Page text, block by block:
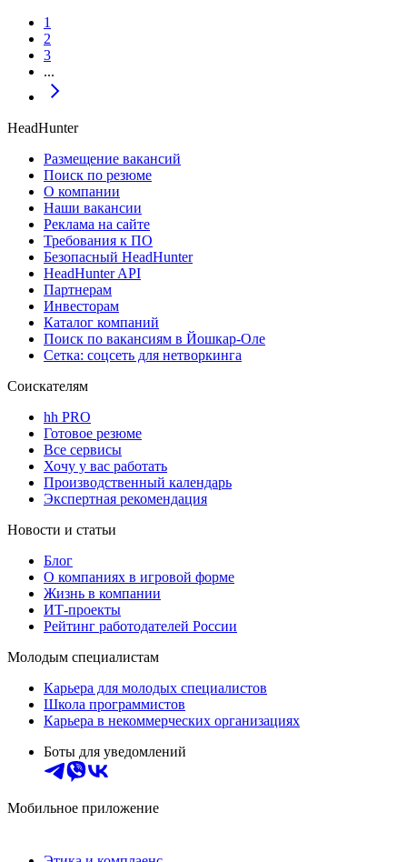
1
2
3
...
HeadHunter
Размещение вакансий
Поиск по резюме
О компании
Наши вакансии
Реклама на сайте
Требования к ПО
Безопасный HeadHunter
HeadHunter API
Партнерам
Инвесторам
Каталог компаний
Поиск по вакансиям в Йошкар-Оле
Сетка: соцсеть для нетворкинга
Соискателям
hh PRO
Готовое резюме
Все сервисы
Хочу у вас работать
Производственный календарь
Экспертная рекомендация
Новости и статьи
Блог
О компаниях в игровой форме
Жизнь в компании
ИТ-проекты
Рейтинг работодателей России
Молодым специалистам
Карьера для молодых специалистов
Школа программистов
Карьера в некоммерческих организациях
Боты для уведомлений
Мобильное приложение